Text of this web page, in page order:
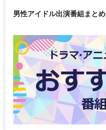
男性アイドル出演番組まとめ